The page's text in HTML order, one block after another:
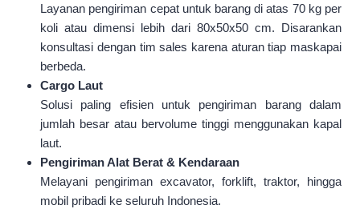
Layanan pengiriman cepat untuk barang di atas 70 kg per
koli atau dimensi lebih dari 80x50x50 cm. Disarankan
konsultasi dengan tim sales karena aturan tiap maskapai
berbeda.
Cargo Laut
Solusi paling efisien untuk pengiriman barang dalam
jumlah besar atau bervolume tinggi menggunakan kapal
laut.
Pengiriman Alat Berat & Kendaraan
Melayani pengiriman excavator, forklift, traktor, hingga
mobil pribadi ke seluruh Indonesia.